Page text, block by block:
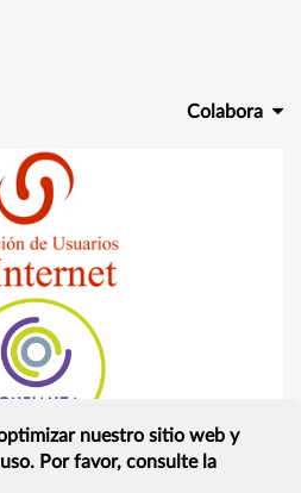
Colabora
nuestro sitio web y
Por favor, consulte la